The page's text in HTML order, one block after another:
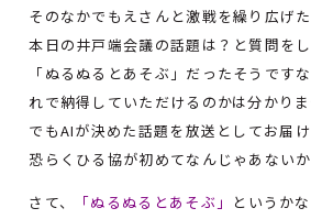
そのなかでもえさんと激戦を繰り広げ
本日の井戸端会議の話題は？と質問を
「ぬるぬるとあそぶ」だったそうです
れで納得していただけるのかは分かり
でもAIが決めた話題を放送としてお届
恐らくひる協が初めてなんじゃあない
さて、 「ぬるぬるとあそぶ」
というか